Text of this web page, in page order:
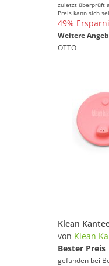
zuletzt überprüft
Preis kann sich
49%
Weitere
OTTO
von Klean
Bester Preis
gefunden bei